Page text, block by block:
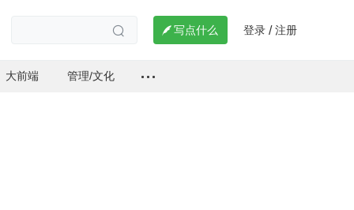
  写点什么 登录 / 注册
大前端 管理/文化